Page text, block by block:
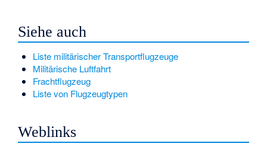
Siehe auch
Liste militärischer Transportflugzeuge
Militärische Luftfahrt
Frachtflugzeug
Liste von Flugzeugtypen
Weblinks